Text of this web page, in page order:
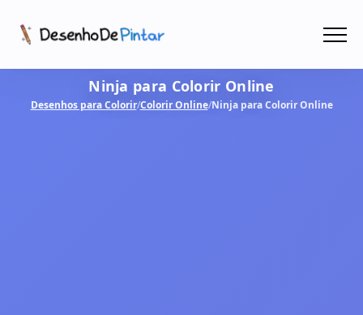
Coletâneas de Desenhos - PDF
Ninja para Colorir Online
Desenhos para Colorir/Colorir Online/Ninja para Colorir Online